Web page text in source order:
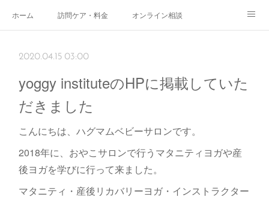
ホーム 訪問ケア・料金 オンライン相談
2020.04.15 03:00
yoggy instituteのHPに掲載していた
だきました
こんにちは、ハグマムベビーサロンです。
2018年に、おやこサロンで行うマタニティヨガや産
後ヨガを学びに行って来ました。
マタニティ・産後リカバリーヨガ・インストラクター